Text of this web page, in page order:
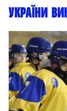
України